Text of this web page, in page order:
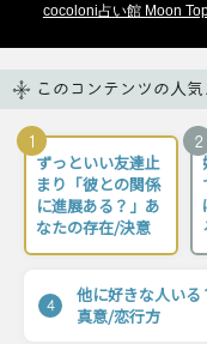
cocoloni占い館 Moon
このコンテンツの人
1
ずっといい友達止
まり「彼との関係
に進展ある？」あ
なたの存在/決意
2
4
他に好きな人い
真意/恋行方